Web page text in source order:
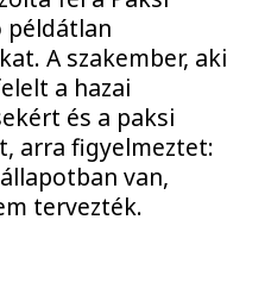
A szakember, aki
a hazai
és a paksi
arra figyelmeztet:
van,
tervezték.